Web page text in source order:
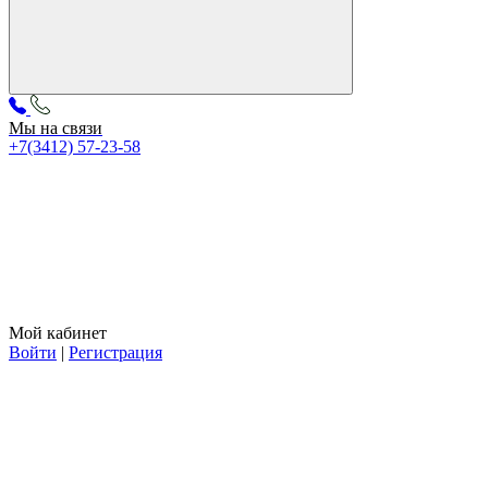
Мы на связи
+7(3412) 57-23-58
Мой кабинет
Войти | Регистрация